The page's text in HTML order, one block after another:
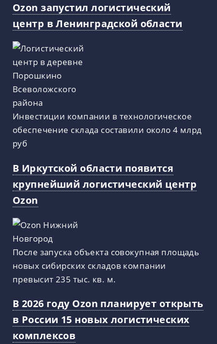
Ozon запустил логистический
центр в Ленинградской области
Инвестиции компании в технологическое
обеспечение склада составили около 4 млрд
руб
В Иркутской области появится
крупнейший логистический центр
Ozon
После запуска объекта совокупная площадь
новых сибирских складов компании
превысит 235 тыс. кв. м.
В 2026 году Ozon планирует открыть
в России 15 новых логистических
комплексов